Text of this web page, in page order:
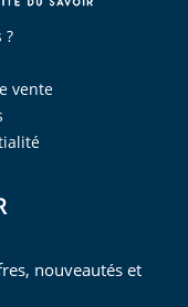
?
vente
nouveautés et